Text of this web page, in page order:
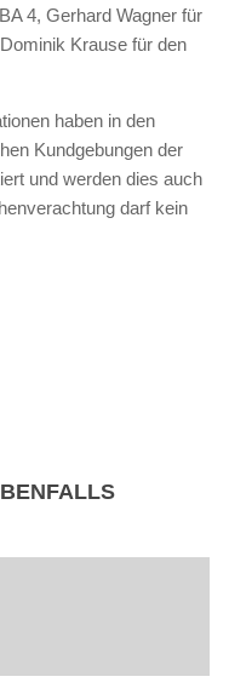
4, Gerhard Wagner für
Krause für den
haben in den
Kundgebungen der
und werden dies auch
darf kein